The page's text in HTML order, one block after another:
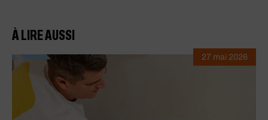
À LIRE AUSSI
27 mai 2026